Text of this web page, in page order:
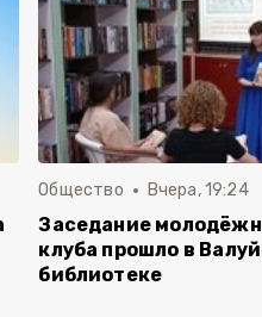
Общество Вчера, 19:24
Заседание
клуба прошло в
библиотеке